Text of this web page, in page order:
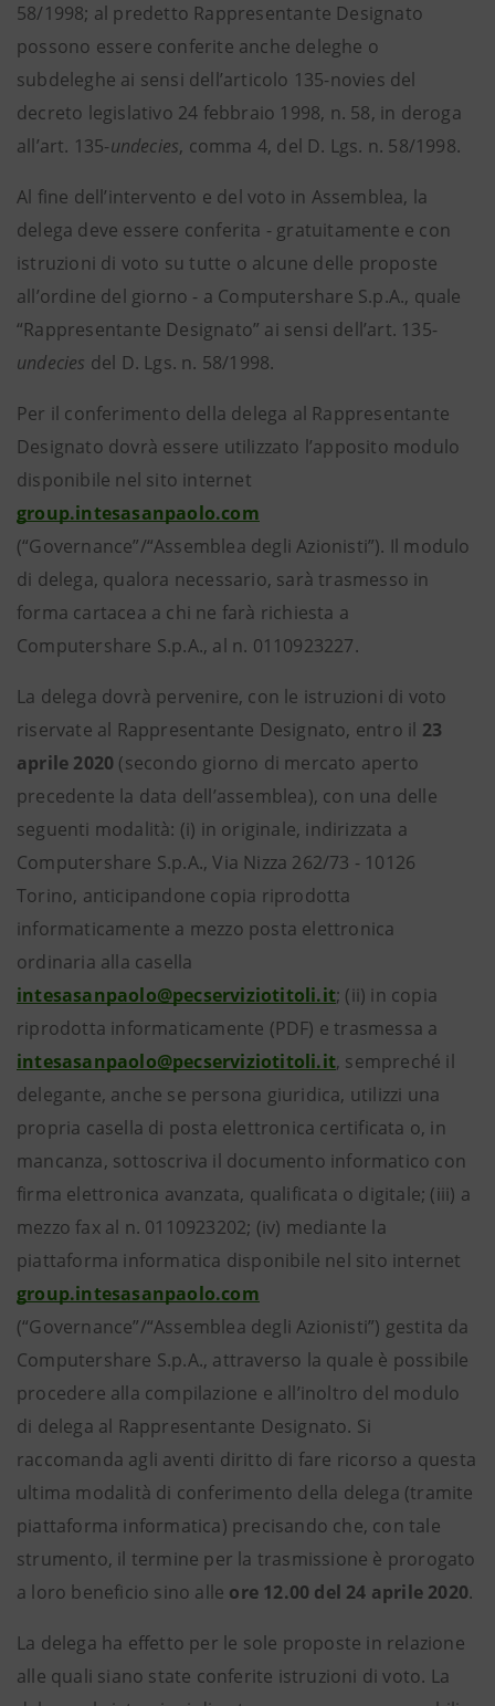
58/1998; al predetto Rappresentante Designato
possono essere conferite anche deleghe o
subdeleghe ai sensi dell’articolo 135-novies del
decreto legislativo 24 febbraio 1998, n. 58, in deroga
all’art. 135-undecies, comma 4, del D. Lgs. n. 58/1998.
Al fine dell’intervento e del voto in Assemblea, la
delega deve essere conferita - gratuitamente e con
istruzioni di voto su tutte o alcune delle proposte
all’ordine del giorno - a Computershare S.p.A., quale
“Rappresentante Designato” ai sensi dell’art. 135-
undecies del D. Lgs. n. 58/1998.
Per il conferimento della delega al Rappresentante
Designato dovrà essere utilizzato l’apposito modulo
disponibile nel sito internet
group.intesasanpaolo.com
(“Governance”/“Assemblea degli Azionisti”). Il modulo
di delega, qualora necessario, sarà trasmesso in
forma cartacea a chi ne farà richiesta a
Computershare S.p.A., al n. 0110923227.
La delega dovrà pervenire, con le istruzioni di voto
riservate al Rappresentante Designato, entro il 23
aprile 2020 (secondo giorno di mercato aperto
precedente la data dell’assemblea), con una delle
seguenti modalità: (i) in originale, indirizzata a
Computershare S.p.A., Via Nizza 262/73 - 10126
Torino, anticipandone copia riprodotta
informaticamente a mezzo posta elettronica
ordinaria alla casella
intesasanpaolo@pecserviziotitoli.it; (ii) in copia
riprodotta informaticamente (PDF) e trasmessa a
intesasanpaolo@pecserviziotitoli.it, sempreché il
delegante, anche se persona giuridica, utilizzi una
propria casella di posta elettronica certificata o, in
mancanza, sottoscriva il documento informatico con
firma elettronica avanzata, qualificata o digitale; (iii) a
mezzo fax al n. 0110923202; (iv) mediante la
piattaforma informatica disponibile nel sito internet
group.intesasanpaolo.com
(“Governance”/“Assemblea degli Azionisti”) gestita da
Computershare S.p.A., attraverso la quale è possibile
procedere alla compilazione e all’inoltro del modulo
di delega al Rappresentante Designato. Si
raccomanda agli aventi diritto di fare ricorso a questa
ultima modalità di conferimento della delega (tramite
piattaforma informatica) precisando che, con tale
strumento, il termine per la trasmissione è prorogato
a loro beneficio sino alle ore 12.00 del 24 aprile 2020.
La delega ha effetto per le sole proposte in relazione
alle quali siano state conferite istruzioni di voto. La